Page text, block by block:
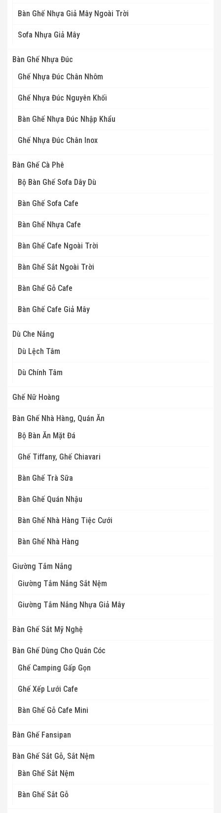
Bàn Ghế Nhựa Giả Mây Ngoài Trời
Sofa Nhựa Giả Mây
Bàn Ghế Nhựa Đúc
Ghế Nhựa Đúc Chân Nhôm
Ghế Nhựa Đúc Nguyên Khối
Bàn Ghế Nhựa Đúc Nhập Khẩu
Ghế Nhựa Đúc Chân Inox
Bàn Ghế Cà Phê
Bộ Bàn Ghế Sofa Dây Dù
Bàn Ghế Sofa Cafe
Bàn Ghế Nhựa Cafe
Bàn Ghế Cafe Ngoài Trời
Bàn Ghế Sắt Ngoài Trời
Bàn Ghế Gỗ Cafe
Bàn Ghế Cafe Giả Mây
Dù Che Nắng
Dù Lệch Tâm
Dù Chính Tâm
Ghế Nữ Hoàng
Bàn Ghế Nhà Hàng, Quán Ăn
Bộ Bàn Ăn Mặt Đá
Ghế Tiffany, Ghế Chiavari
Bàn Ghế Trà Sữa
Bàn Ghế Quán Nhậu
Bàn Ghế Nhà Hàng Tiệc Cưới
Bàn Ghế Nhà Hàng
Giường Tắm Nắng
Giường Tắm Nắng Sắt Nệm
Giường Tắm Nắng Nhựa Giả Mây
Bàn Ghế Sắt Mỹ Nghệ
Bàn Ghế Dùng Cho Quán Cóc
Ghế Camping Gấp Gọn
Ghế Xếp Lưới Cafe
Bàn Ghế Gỗ Cafe Mini
Bàn Ghế Fansipan
Bàn Ghế Sắt Gỗ, Sắt Nệm
Bàn Ghế Sắt Nệm
Bàn Ghế Sắt Gỗ